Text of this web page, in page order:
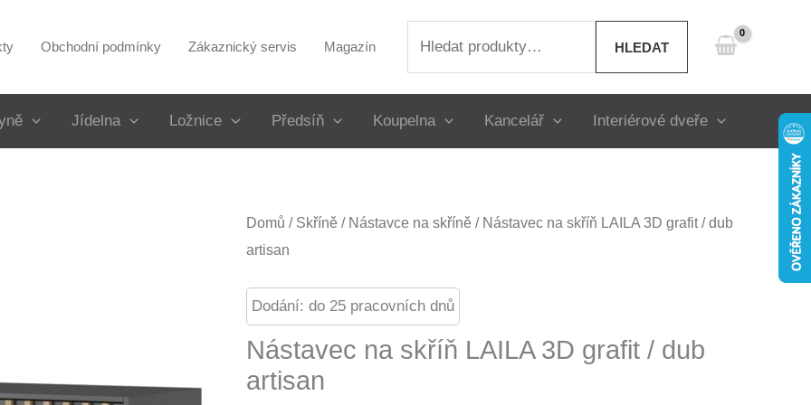
Obchodní podmínky Zákaznický servis Magazín HLEDAT
Jídelna Ložnice Předsíň Koupelna Kancelář Interiérové dveře
Domů / Skříně / Nástavce na skříně / Nástavec na skříň LAILA 3D grafit / dub
artisan
Dodání: do 25 pracovních dnů
Nástavec na skříň LAILA 3D grafit / dub
artisan